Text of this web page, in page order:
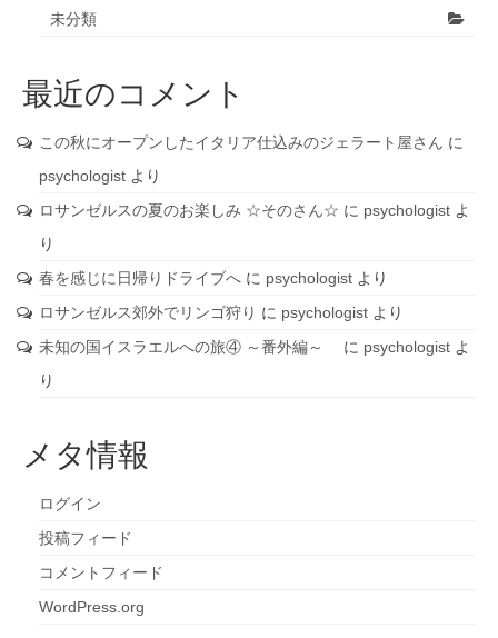
未分類
最近のコメント
この秋にオープンしたイタリア仕込みのジェラート屋さん に
psychologist より
ロサンゼルスの夏のお楽しみ ☆そのさん☆ に psychologist よ
り
春を感じに日帰りドライブへ に psychologist より
ロサンゼルス郊外でリンゴ狩り に psychologist より
未知の国イスラエルへの旅④ ～番外編～
に psychologist よ
り
メタ情報
ログイン
投稿フィード
コメントフィード
WordPress.org